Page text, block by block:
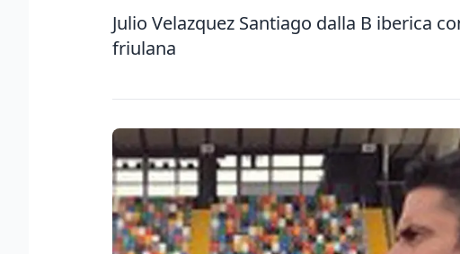
Julio Velazquez Santiago dalla B iberica
friulana